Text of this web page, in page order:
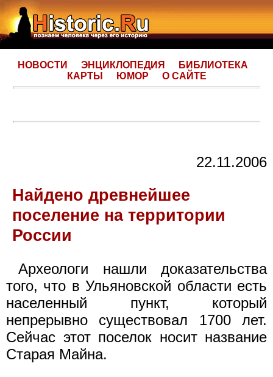
НОВОСТИ ЭНЦИКЛОПЕДИЯ
БИБЛИОТЕКА
КАРТЫ
ЮМОР О САЙТЕ
22.11.2006
Найдено древнейшее
поселение на территории
России
Археологи нашли доказательства
того, что в Ульяновской области есть
населенный пункт, который
непрерывно существовал 1700 лет.
Сейчас этот поселок носит название
Старая Майна.